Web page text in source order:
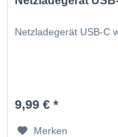
Netzladegerät USB-C
9,99 € *
Merken